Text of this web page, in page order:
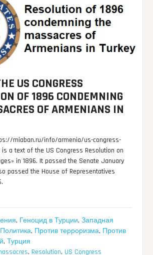
US CONGRESS
OF 1896 CONDEMNING
OF ARMENIANS IN
miaban.ru/info/armenia/us-congress-
a text of the US Congress Resolution on
in 1896. It passed the Senate January
passed the House of Representatives
, Геноцид в Турции,Западная
Политика, Против терроризма, Против
,Турция
, Resolution, US Congress